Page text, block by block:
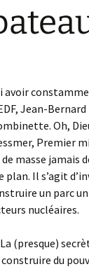
avoir
Jean-
Oh,
Premier
masse jamais
Il s’agit
un parc
nucléaires.
(presque)
du